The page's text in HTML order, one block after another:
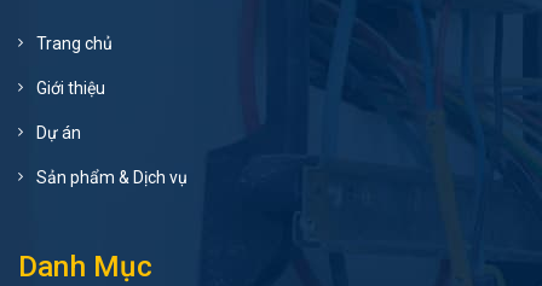
Trang chủ
Giới thiệu
Dự án
Sản phẩm & Dịch vụ
Danh Mục